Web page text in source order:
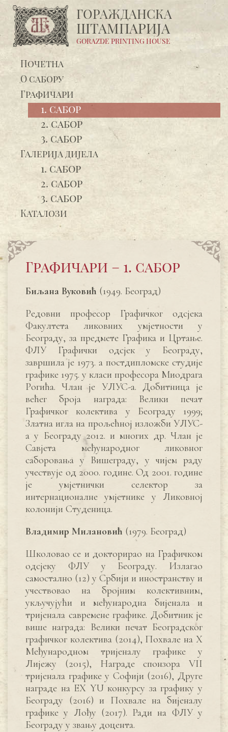
ГОРАЖДАНСКA
ШТАМПАРИЈA
GORAZDE PRINTING HOUSE
Почетна
О сабору
Графичари
1. сабор
2. сабор
3. сабор
Галерија дијела
1. сабор
2. сабор
3. сабор
Каталози
Графичари – 1. сабор
Биљана Вуковић (1949. Београд)
Редовни професор Графичког oдсјека
Факултета ликовних умjетности у
Београду, за предмете Графика и Цртање.
ФЛУ Графички одсјек у Београду,
завршила је 1973. а постдипломске студије
графике 1975. у класи професора Миодрага
Рогића. Члан је УЛУС-а. Добитница је
већег броја награда: Велики печат
Графичког колектива у Београду 1999;
Златна игла на прољећној изложби УЛУС-
а у Београду 2012. и многих др. Члан је
Савјета међународног ликовног
саборовања у Вишеграду, у чијем раду
учествује од 2000. године. Од 2001. године
је умјетнички селектор за
интернационалне умјетнике у Ликовној
колонији Студеница.
Владимир Милановић (1979. Београд)
Школовао се и докторирао на Графичком
одсјеку ФЛУ у Београду. Излагао
самостално (12) у Србији и иностранству и
учествовао на бројним колективним,
укључујући и међународна бијенала и
тријенала савремене графике. Добитник је
више награда: Велики печат Београдског
графичког колектива (2014), Похвале на X
Међународном тријеналу графике у
Лијежу (2015), Награде спонзора VII
тријенала графике у Софији (2016), Друге
награде на ЕX YU конкурсу за графику у
Београду (2016) и Похвале на бијеналу
графике у Лођу (2017). Ради на ФЛУ у
Београду у звању доцента.